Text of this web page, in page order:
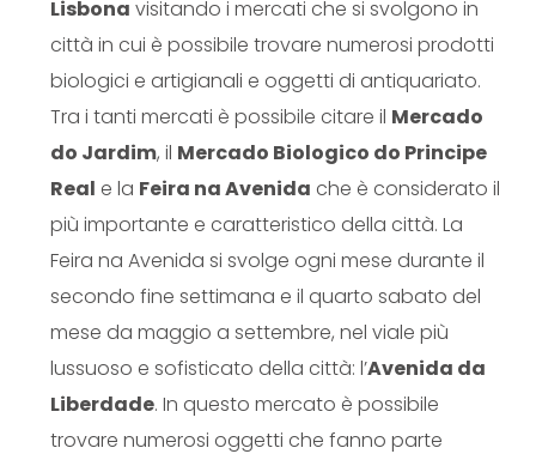
Lisbona visitando i mercati che si svolgono in
città in cui è possibile trovare numerosi prodotti
biologici e artigianali e oggetti di antiquariato.
Tra i tanti mercati è possibile citare il Mercado
do Jardim, il Mercado Biologico do Principe
Real e la Feira na Avenida che è considerato il
più importante e caratteristico della città. La
Feira na Avenida si svolge ogni mese durante il
secondo fine settimana e il quarto sabato del
mese da maggio a settembre, nel viale più
lussuoso e sofisticato della città: l’Avenida da
Liberdade. In questo mercato è possibile
trovare numerosi oggetti che fanno parte